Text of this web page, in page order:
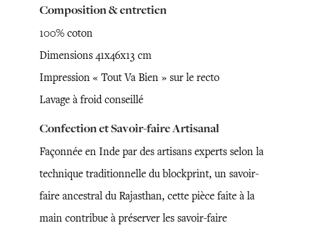
Composition & entretien
100% coton
Dimensions 41x46x13 cm
Impression « Tout Va Bien » sur le recto
Lavage à froid conseillé
Confection et Savoir-faire Artisanal
Façonnée en Inde par des artisans experts selon la
technique traditionnelle du blockprint, un savoir-
faire ancestral du Rajasthan, cette pièce faite à la
main contribue à préserver les savoir-faire